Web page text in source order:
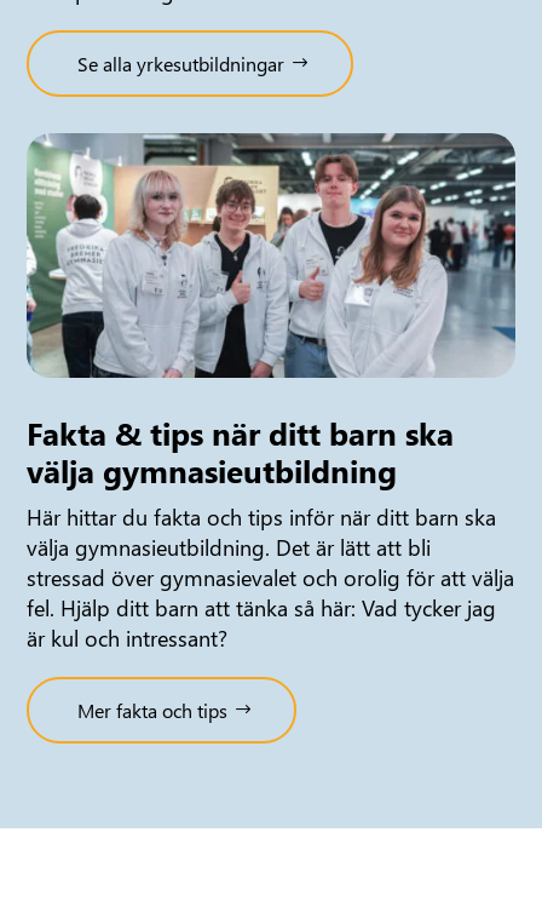
Se alla yrkesutbildningar
Fakta & tips när ditt barn ska
välja gymnasieutbildning
Här hittar du fakta och tips inför när ditt barn ska
välja gymnasieutbildning. Det är lätt att bli
stressad över gymnasievalet och orolig för att välja
fel. Hjälp ditt barn att tänka så här: Vad tycker jag
är kul och intressant?
Mer fakta och tips